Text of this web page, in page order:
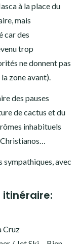
à la place du
mais
car des
trop
ne donnent pas
zone avant).
des pauses
de cactus et du
inhabituels
sympathiques, avec
itinéraire:
Cruz